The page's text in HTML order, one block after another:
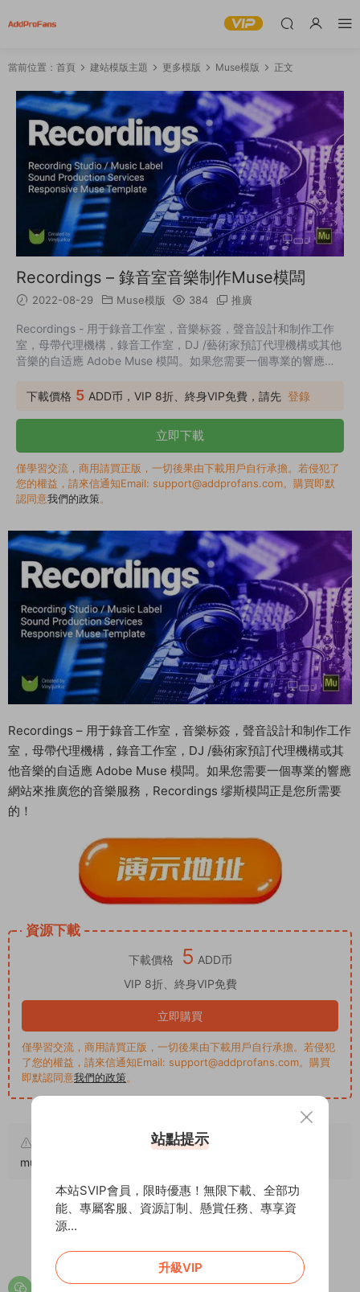
當前位置： 首頁 建站模版主題 更多模版 Muse模版 正文
Recordings – 錄音室音樂制作Muse模闆
2022-08-29 Muse模版 384 推廣
Recordings - 用于錄音工作室，音樂标簽，聲音設計和制作工作
室，母帶代理機構，錄音工作室，DJ /藝術家預訂代理機構或其他
音樂的自适應 Adobe Muse 模闆。如果您需要一個專業的響應網
下載價格 5 ADD币，VIP 8折、終身VIP免費，請先 登錄
立即下載
僅學習交流，商用請買正版，一切後果由下載用戶自行承擔。若侵犯了
您的權益，請來信通知Email: support@addprofans.com。購買即默
認同意我們的政策。
Recordings – 用于錄音工作室，音樂标簽，聲音設計和制作工作
室，母帶代理機構，錄音工作室，DJ /藝術家預訂代理機構或其
他音樂的自适應 Adobe Muse 模闆。如果您需要一個專業的響應
網站來推廣您的音樂服務，Recordings 缪斯模闆正是您所需要
的！
資源下載
下載價格 5 ADD币
VIP 8折、終身VIP免費
立即購買
僅學習交流，商用請買正版，一切後果由下載用戶自行承擔。若侵犯
了您的權益，請來信通知Email: support@addprofans.com。購買
即默認同意我們的政策。
https://addprofans.com/recordings-studio-
music/
站點提示
本站SVIP會員，限時優惠！無限下載、全部功
能、專屬客服、資源訂制、懸賞任務、專享資
源...
升級VIP